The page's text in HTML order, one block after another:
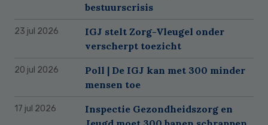
bestuurscrisis
23 jul 2026
IGJ stelt Zorg-Vleugel onder
verscherpt toezicht
20 jul 2026
Poll | De IGJ kan met 300 minder
mensen toe
17 jul 2026
Inspectie Gezondheidszorg en